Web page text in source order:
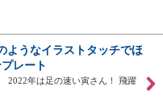
ようなイラストタッチでほ
レート
2022年は足の速い寅さん！ 飛躍